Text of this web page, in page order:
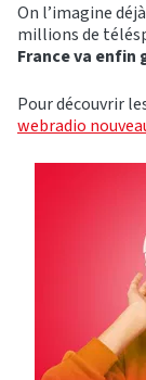
On l’imagine
millions de
France va enfin
Pour découvrir
webradio